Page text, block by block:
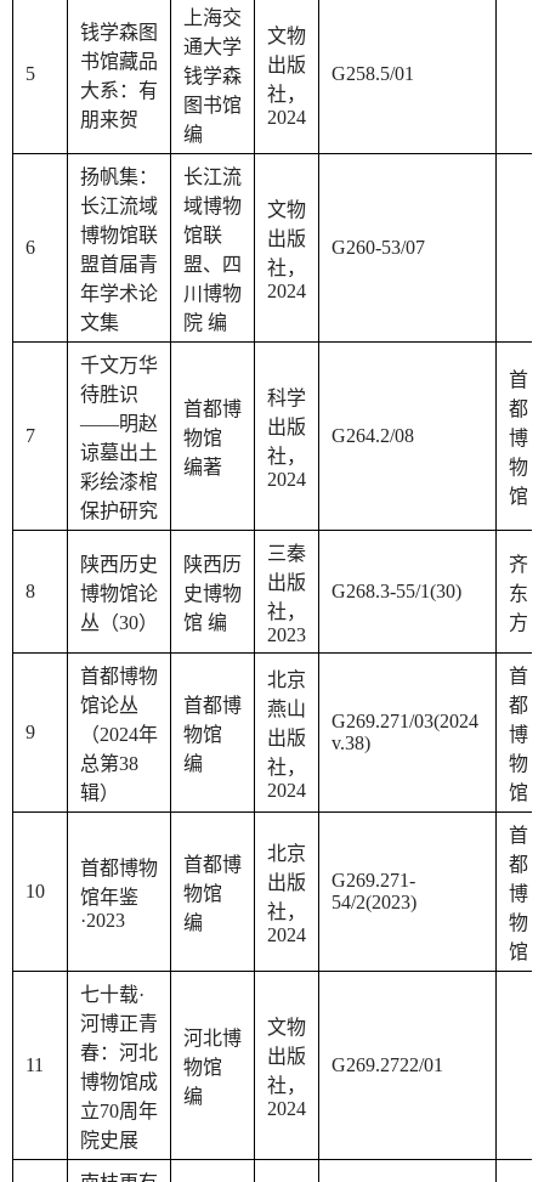
5
钱学森图
书馆藏品
大系：有
朋来贺
上海交
通大学
钱学森
图书馆
编
文物
出版
社，
2024
G258.5/01
6
扬帆集：
长江流域
博物馆联
盟首届青
年学术论
文集
长江流
域博物
馆联
盟、四
川博物
院 编
文物
出版
社，
2024
G260-53/07
7
千文万华
待胜识
——明赵
谅墓出土
彩绘漆棺
保护研究
首都博
物馆
编著
科学
出版
社，
2024
G264.2/08
首
都
博
物
馆
8
陕西历史
博物馆论
丛（30）
陕西历
史博物
馆 编
三秦
出版
社，
2023
G268.3-55/1(30)
齐
东
方
9
首都博物
馆论丛
（2024年
总第38
辑）
首都博
物馆
编
北京
燕山
出版
社，
2024
G269.271/03(2024
v.38)
首
都
博
物
馆
10
首都博物
馆年鉴
·2023
首都博
物馆
编
北京
出版
社，
2024
G269.271-
54/2(2023)
首
都
博
物
馆
11
七十载·
河博正青
春：河北
博物馆成
立70周年
院史展
河北博
物馆
编
文物
出版
社，
2024
G269.2722/01